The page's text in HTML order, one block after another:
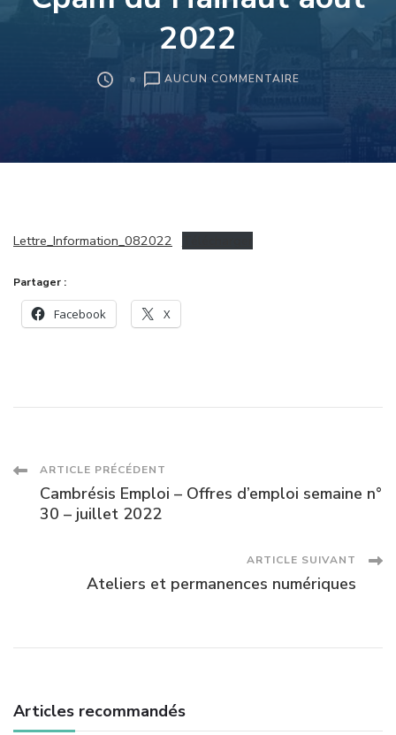
2022
AUCUN COMMENTAIRESUR
Lettre_Information_082022
Partager :
Facebook X
Navigation
des
articles
ARTICLE PRÉCÉDENT
Cambrésis Emploi – Offres d’emploi semaine n°
30 – juillet 2022
ARTICLE SUIVANT
Ateliers et permanences numériques
Articles recommandés